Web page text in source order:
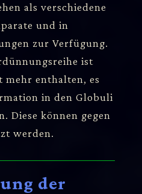
als verschiedene
und in
zur Verfügung.
ist
enthalten, es
in den Globuli
Diese können gegen
werden.
der